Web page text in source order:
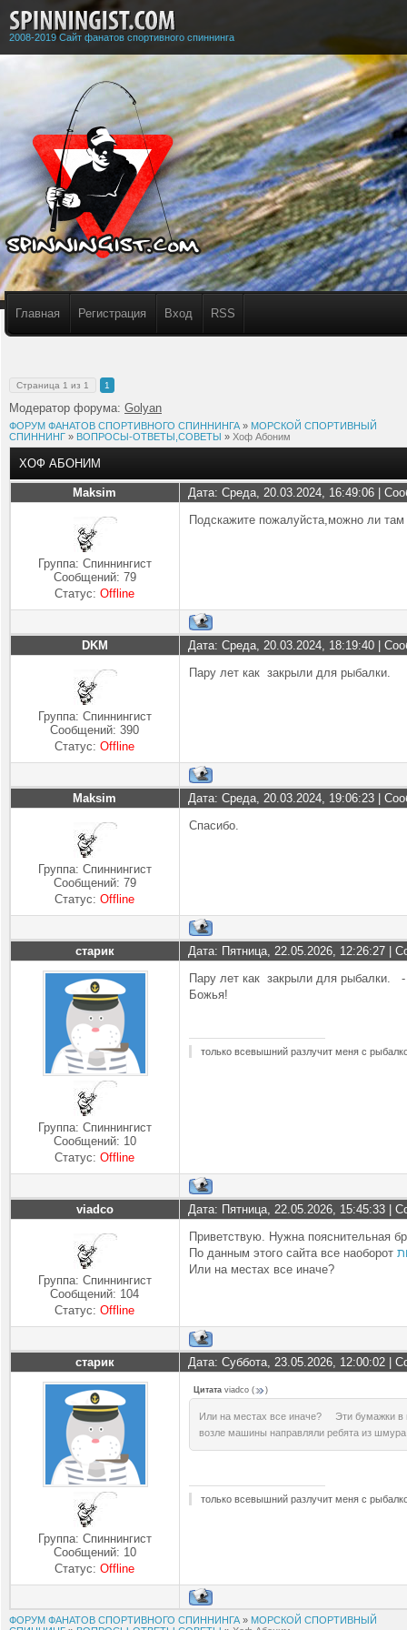
2008-2019 Сайт фанатов спортивного спиннинга
Главная Регистрация Вход RSS
Страница 1 из 1 1
Модератор форума: Golyan
ФОРУМ ФАНАТОВ СПОРТИВНОГО СПИННИНГА » МОРСКОЙ СПОРТИВНЫЙ
СПИННИНГ » ВОПРОСЫ-ОТВЕТЫ,СОВЕТЫ » Хоф Абоним
ХОФ АБОНИМ
Maksim Дата: Среда, 20.03.2024, 16:49:06 |
Группа: Спиннингист
Сообщений: 79
Статус:Offline
Подскажите пожалуйста,можно ли
DKM Дата: Среда, 20.03.2024, 18:19:40 |
Группа: Спиннингист
Сообщений:390
Статус:Offline
Пару лет как закрыли для рыбалки.
Maksim Дата: Среда, 20.03.2024, 19:06:23 |
Группа: Спиннингист
Сообщений: 79
Статус:Offline
Спасибо.
старик Дата: Пятница, 22.05.2026, 12:26:27 |
Группа: Спиннингист
Сообщений: 10
Статус:Offline
Пару лет как закрыли для рыбалки. -
Божья!
только всевышний разлучит меня с
viadco Дата: Пятница, 22.05.2026, 15:45:33 |
Группа: Спиннингист
Сообщений: 104
Статус:Offline
Приветствую. Нужна пояснительная
По данным этого сайта все наоборот
Или на местах все иначе?
старик Дата: Суббота, 23.05.2026, 12:00:02 |
Группа: Спиннингист
Сообщений: 10
Статус:Offline
Цитата viadco ( )
Или на местах все иначе? Эти бумажки в
возле машины направляли ребята из
только всевышний разлучит меня с
ФОРУМ ФАНАТОВ СПОРТИВНОГО СПИННИНГА » МОРСКОЙ СПОРТИВНЫЙ